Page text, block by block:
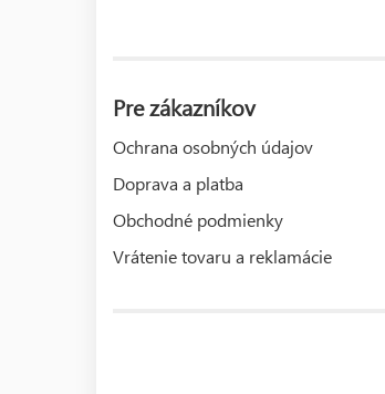
Pre zákazníkov
Ochrana osobných údajov
Doprava a platba
Obchodné podmienky
Vrátenie tovaru a reklamácie